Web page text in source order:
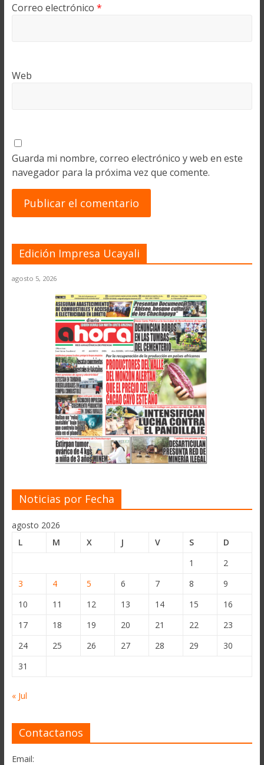
Correo electrónico *
Web
Guarda mi nombre, correo electrónico y web en este
navegador para la próxima vez que comente.
Edición Impresa Ucayali
agosto 5, 2026
Noticias por Fecha
agosto 2026
L
M X J V S
D
1
2
3
4 5 6 7 8
9
10
11 12 13 14 15
16
17
18 19 20 21 22
23
24
25 26 27 28 29
30
31
« Jul
Contactanos
Email: